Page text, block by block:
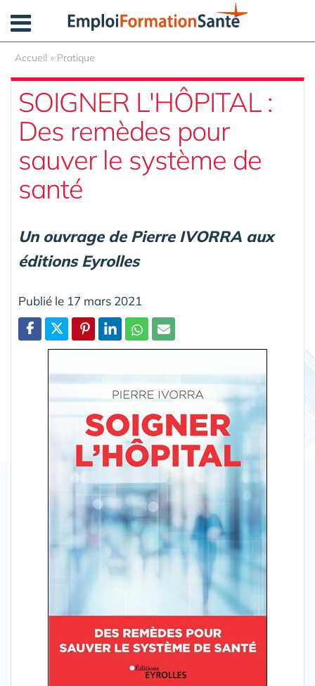
Accueil » Pratique
SOIGNER L'HÔPITAL :
Des remèdes pour
sauver le système de
santé
Un ouvrage de Pierre IVORRA aux
éditions Eyrolles
Publié le 17 mars 2021
Partager